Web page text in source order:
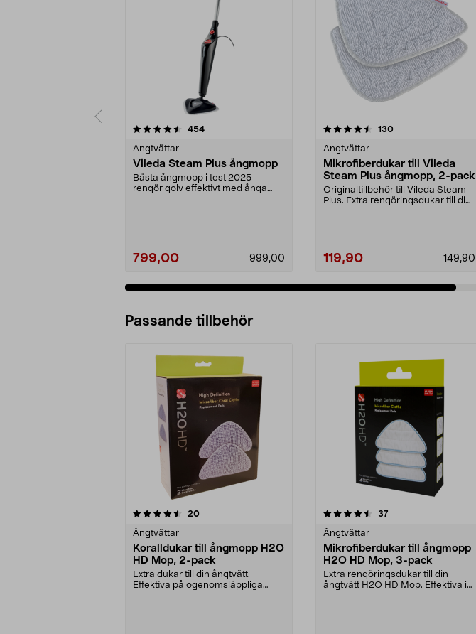
454recensioner
Ångtvättar
Vileda Steam Plus ångmopp
Bästa ångmopp i test 2025 –
rengör golv effektivt med ånga
799,00 999,00
4.5 av 5 stjärnor 130recensioner
Ångtvättar
Mikrofiberdukar till Vileda
Steam Plus ångmopp, 2-pack
Originaltillbehör till Vileda Steam
Plus. Extra rengöringsdukar till din
119,90 149,90
4.5 av 5 stjärnor
Passande tillbehör
20recensioner
Ångtvättar
Koralldukar till ångmopp H2O
HD Mop, 2-pack
Extra dukar till din ångtvätt.
Effektiva på ogenomsläppliga
4.5av 5 stjärnor 37recensioner
Ångtvättar
Mikrofiberdukar till ångmopp
H2O HD Mop, 3-pack
Extra rengöringsdukar till din
ångtvätt H2O HD Mop. Effektiva i